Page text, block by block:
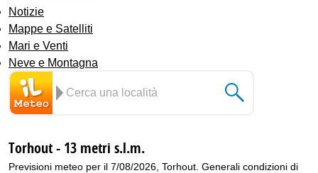
Notizie
Mappe e Satelliti
Mari e Venti
Neve e Montagna
Torhout - 13 metri s.l.m.
Previsioni meteo per il 7/08/2026, Torhout. Generali condizioni di